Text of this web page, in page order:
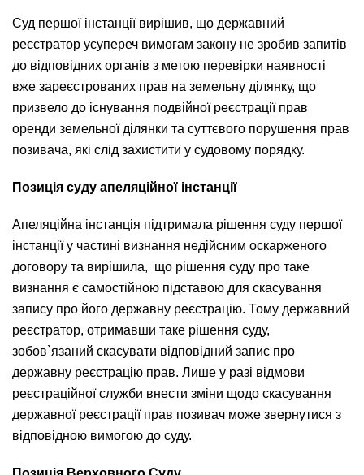
Суд першої інстанції вирішив, що державний
реєстратор усупереч вимогам закону не зробив запитів
до відповідних органів з метою перевірки наявності
вже зареєстрованих прав на земельну ділянку, що
призвело до існування подвійної реєстрації прав
оренди земельної ділянки та суттєвого порушення прав
позивача, які слід захистити у судовому порядку.
Позиція суду апеляційної інстанції
Апеляційна інстанція підтримала рішення суду першої
інстанції у частині визнання недійсним оскарженого
договору та вирішила, що рішення суду про таке
визнання є самостійною підставою для скасування
запису про його державну реєстрацію. Тому державний
реєстратор, отримавши таке рішення суду,
зобов`язаний скасувати відповідний запис про
державну реєстрацію прав. Лише у разі відмови
реєстраційної служби внести зміни щодо скасування
державної реєстрації прав позивач може звернутися з
відповідною вимогою до суду.